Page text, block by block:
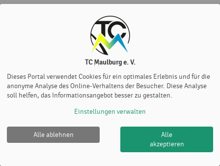
TC Maulburg e. V. |
Datenschutz- und
Cookie Policy
TC Maulburg e. V.
Dieses Portal verwendet Cookies für ein optimales Erlebnis und für die
anonyme Analyse des Online-Verhaltens der Besucher. Diese Analyse
soll helfen, das Informationsangebot besser zu gestalten.
Einstellungen verwalten
Alle ablehnen
Alle
akzeptieren